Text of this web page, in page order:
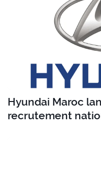
Hyundai Maroc
recrutement